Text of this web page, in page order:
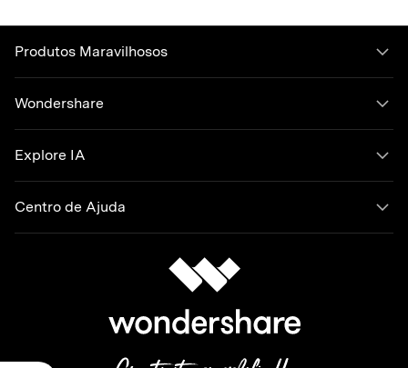
Produtos Maravilhosos
Wondershare
Explore IA
Centro de Ajuda